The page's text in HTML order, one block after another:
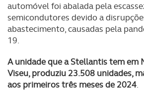
O ACP garantirá que as
dados pessoais serão realizadas
consentimento e quando tal se
necessário no contexto dos serviços a
Realçamos que o bloqueio de certo
tecnologias similares pode ter
experiência de navegação no Website
automóvel foi abalada pela
semicondutores devido a
abastecimento, causadas pela
19.
A unidade que a Stellantis tem em
Viseu, produziu 23.508 unidades,
aos primeiros três meses de 2024.